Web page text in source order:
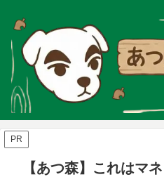
PR
【あつ森】これはマ